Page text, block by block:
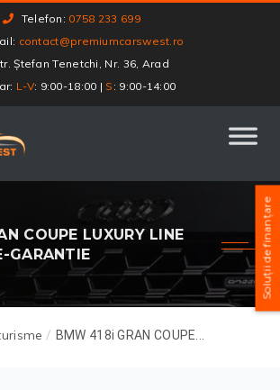
Telefon: 0758 233 699
contact@premiumcarswest.ro
Ștefan Tenetchi, Nr. 36, Arad
L-V: 9:00-18:00 | S : 9:00-14:00
COUPE LUXURY LINE
GARANTIE
/ BMW 418i GRAN COUPE...
Soluții de finanțare